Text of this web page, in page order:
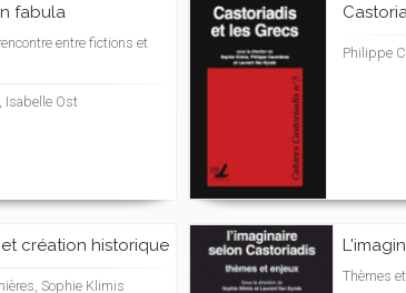
fabula
entre fictions et
Isabelle Ost
Philippe
création historique
Sophie Klimis
Thèmes